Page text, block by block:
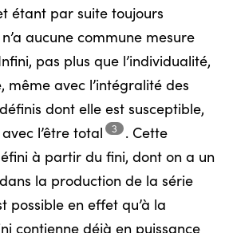
étant par suite toujours
aucune commune mesure
pas plus que l’individualité,
même avec l’intégralité des
dont elle est susceptible,
l’être total 3 .Cette
à partir du fini, dont on a un
la production de la série
possible en effet qu’à la
contienne déjà en puissance